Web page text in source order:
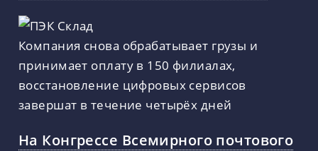
Компания снова обрабатывает грузы и
принимает оплату в 150 филиалах,
восстановление цифровых сервисов
завершат в течение четырёх дней
На Конгрессе Всемирного почтового